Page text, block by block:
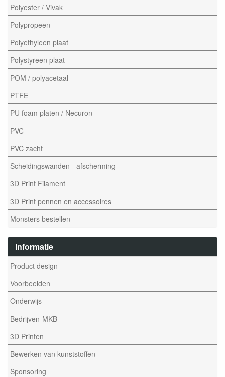
Polyester / Vivak
Polypropeen
Polyethyleen plaat
Polystyreen plaat
POM / polyacetaal
PTFE
PU foam platen / Necuron
PVC
PVC zacht
Scheidingswanden - afscherming
3D Print Filament
3D Print pennen en accessoires
Monsters bestellen
informatie
Product design
Voorbeelden
Onderwijs
Bedrijven-MKB
3D Printen
Bewerken van kunststoffen
Sponsoring